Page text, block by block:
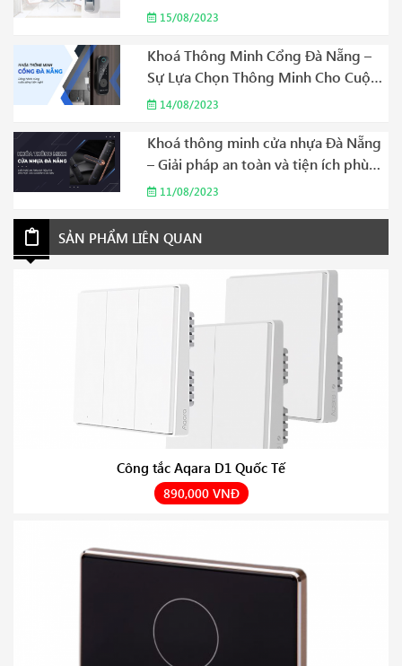
Năm 2023
15/08/2023
Khoá Thông Minh Cổng Đà Nẵng –
Sự Lựa Chọn Thông Minh Cho Cuộc
Sống Hiện Đại Năm 2023
14/08/2023
Khoá thông minh cửa nhựa Đà Nẵng
– Giải pháp an toàn và tiện ích phù
hợp cho gia đình của bạn Năm 2023
11/08/2023
SẢN PHẨM LIÊN QUAN
Công tắc Aqara D1 Quốc Tế
890,000 VNĐ